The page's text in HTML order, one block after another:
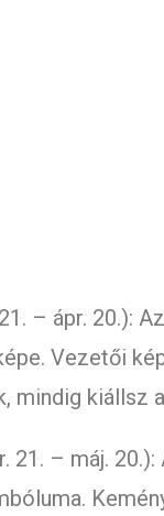
– ápr. 20.):
Vezetői
mindig kiállsz
21. – máj. 20.):